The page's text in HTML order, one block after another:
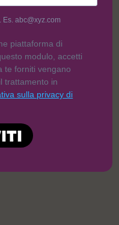
abc@xyz.com
piattaforma di
modulo, accetti
te forniti vengano
trattamento in
sulla privacy di